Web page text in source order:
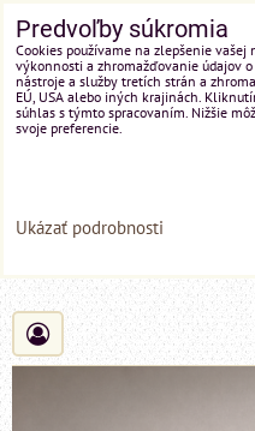
Predvoľby súkromia
Cookies používame na zlepšenie
výkonnosti a zhromažďovanie údajov
nástroje a služby tretích strán a
EÚ, USA alebo iných krajinách.
súhlas s týmto spracovaním. Nižšie
svoje preferencie.
Ukázať podrobnosti